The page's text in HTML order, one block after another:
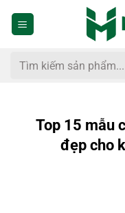
dung
Tìm
Top 15 mẫu
đẹp cho